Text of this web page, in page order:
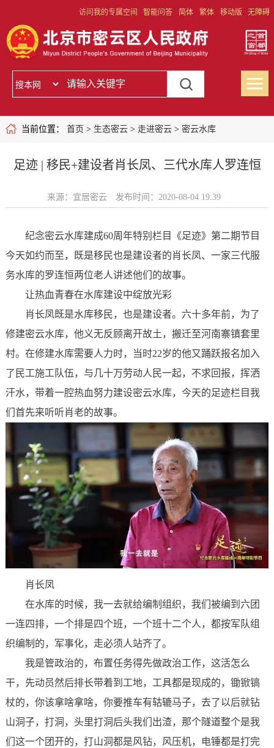
访问我的专属空间 智能问答 简体 繁体 移动版 无障碍
当前位置： 首页 > 生态密云> 走进密云> 密云水库
足迹 | 移民+建设者肖长凤、三代水库人罗连恒
来源：宜居密云 发布时间：2020-08-04 19:39
纪念密云水库建成60周年特别栏目《足迹》第二期节目
今天如约而至，既是移民也是建设者的肖长凤、一家三代服
务水库的罗连恒两位老人讲述他们的故事。
让热血青春在水库建设中绽放光彩
肖长凤既是水库移民，也是建设者。六十多年前，为了
修建密云水库，他义无反顾离开故土，搬迁至河南寨镇套里
村。在修建水库需要人力时，当时22岁的他又踊跃报名加入
了民工施工队伍，与几十万劳动人民一起，不求回报，挥洒
汗水，带着一腔热血努力建设密云水库，今天的足迹栏目我
们首先来听听肖老的故事。
肖长凤
在水库的时候，我一去就给编制组织，我们被编到六团
一连四排，一个排是四个班，一个班十二个人，都按军队组
织编制的，军事化，走必须人站齐了。
我是管政治的，布置任务得先做政治工作，这活怎么
干，先动员然后排长带着到工地，工具都是现成的，锄锨镐
杖的，你该拿啥拿啥，你要推车有轱辘马子，去了以后就钻
山洞子，打洞，头里打洞后头我们出渣，那个隧道整个是我
们这一个团开的，打山洞都是风钻，风压机，电锤都是打完